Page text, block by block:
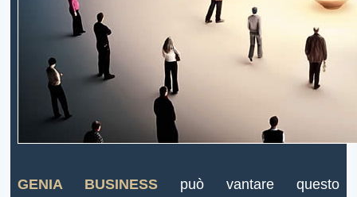
GENIA BUSINESSpuò vantare questo